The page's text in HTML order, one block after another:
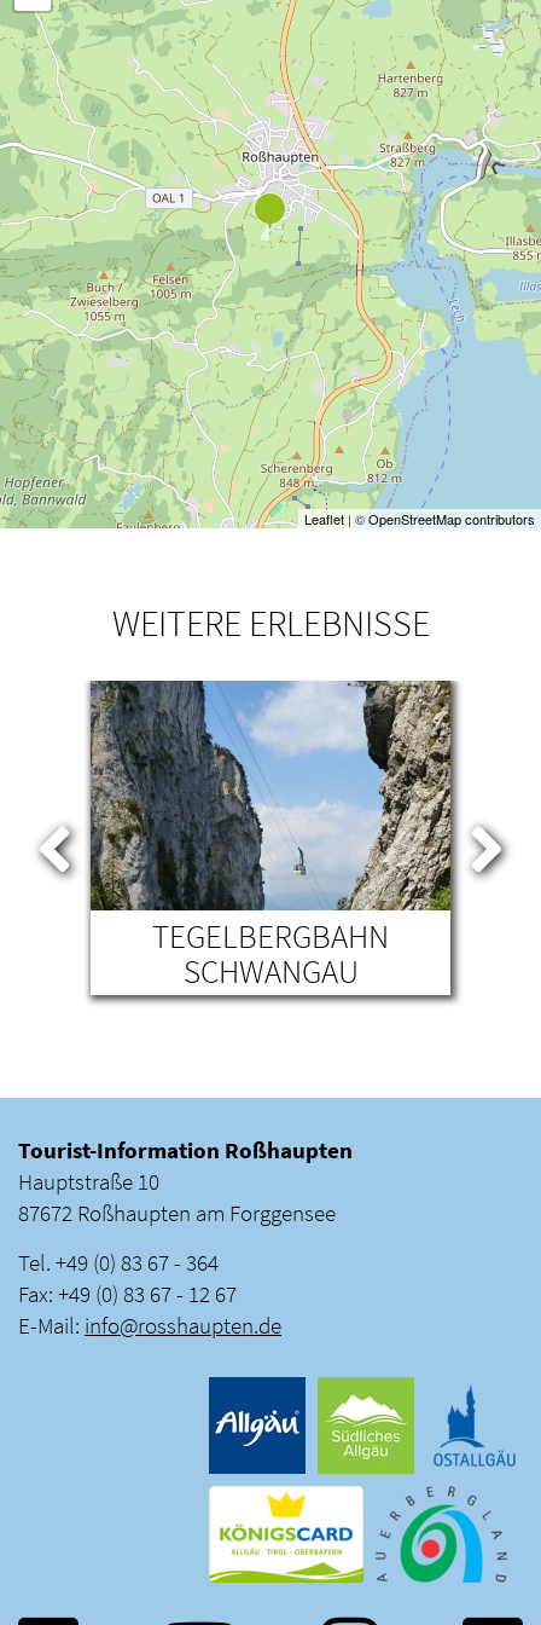
Leaflet| ©OpenStreetMap contributors
WEITERE ERLEBNISSE
TEGELBERGBAHN
SCHWANGAU
Tourist-Information Roßhaupten
Hauptstraße 10
87672 Roßhaupten am Forggensee
Tel. +49 (0) 83 67 - 364
Fax: +49 (0) 83 67 - 12 67
E-Mail: info@rosshaupten.de